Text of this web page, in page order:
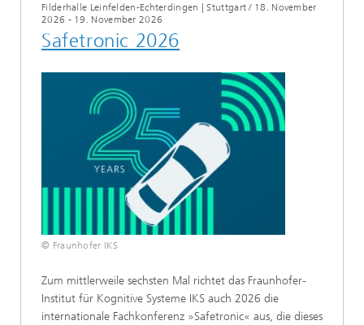
Filderhalle Leinfelden-Echterdingen | Stuttgart / 18. November
2026 - 19. November 2026
Safetronic 2026
© Fraunhofer IKS
Zum mittlerweile sechsten Mal richtet das Fraunhofer-
Institut für Kognitive Systeme IKS auch 2026 die
internationale Fachkonferenz »Safetronic« aus, die dieses